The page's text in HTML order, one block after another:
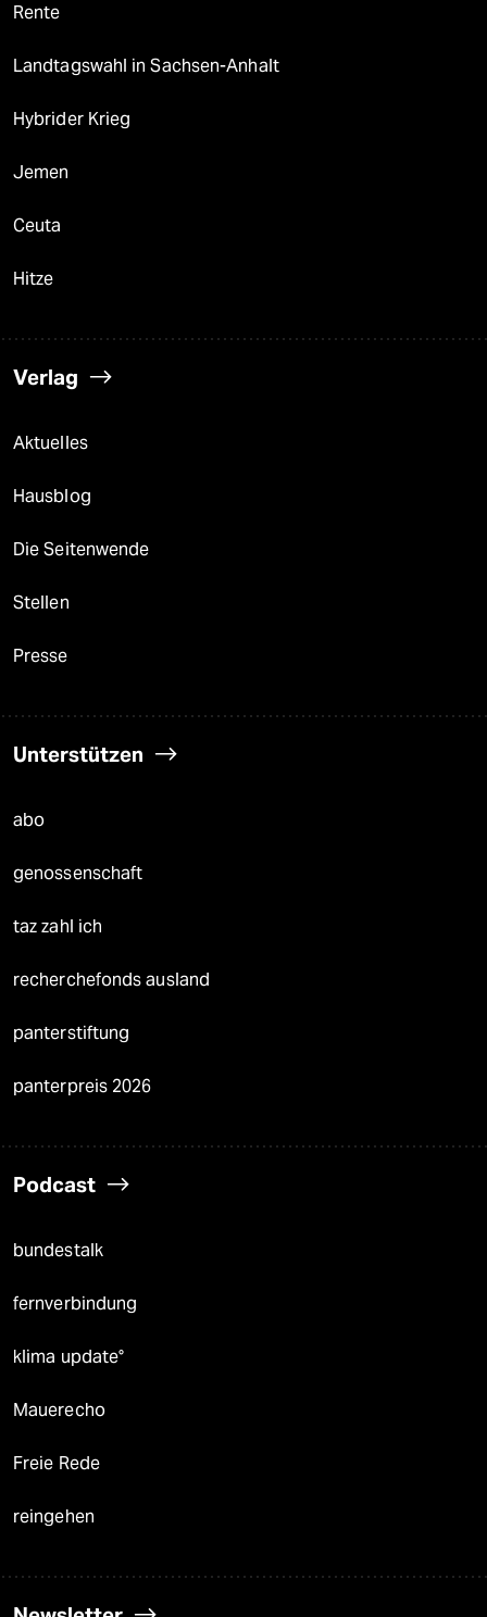
Rente
Landtagswahl in Sachsen-Anhalt
Hybrider Krieg
Jemen
Ceuta
Hitze
Verlag
Aktuelles
Hausblog
Die Seitenwende
Stellen
Presse
Unterstützen
abo
genossenschaft
taz zahl ich
recherchefonds ausland
panterstiftung
panterpreis 2026
Podcast
bundestalk
fernverbindung
klima update°
Mauerecho
Freie Rede
reingehen